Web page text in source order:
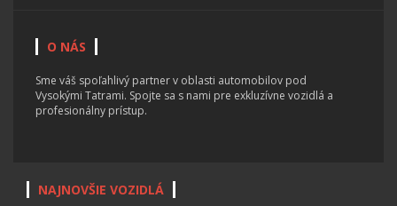
O NÁS
Sme váš spoľahlivý partner v oblasti automobilov pod
Vysokými Tatrami. Spojte sa s nami pre exkluzívne vozidlá a
profesionálny prístup.
NAJNOVŠIE VOZIDLÁ